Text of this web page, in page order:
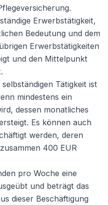
Erwerbstätigkeit,
Bedeutung und dem
Erwerbstätigkeiten
und den Mittelpunkt
Tätigkeit ist
mindestens ein
dessen monatliches
Es können auch
werden, deren
400 EUR
pro Woche eine
und beträgt das
dieser Beschäftigung